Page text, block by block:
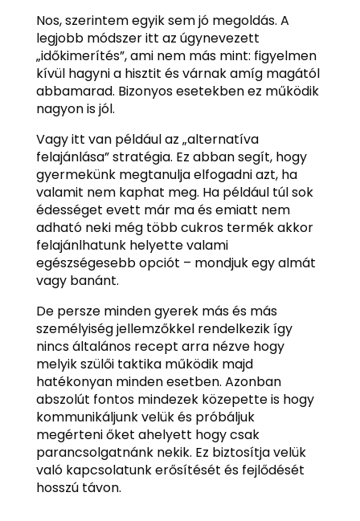
Nos, szerintem egyik sem jó megoldás. A
legjobb módszer itt az úgynevezett
„időkimerítés”, ami nem más mint: figyelmen
kívül hagyni a hisztit és várnak amíg magától
abbamarad. Bizonyos esetekben ez működik
nagyon is jól.
Vagy itt van például az „alternatíva
felajánlása” stratégia. Ez abban segít, hogy
gyermekünk megtanulja elfogadni azt, ha
valamit nem kaphat meg. Ha például túl sok
édességet evett már ma és emiatt nem
adható neki még több cukros termék akkor
felajánlhatunk helyette valami
egészségesebb opciót – mondjuk egy almát
vagy banánt.
De persze minden gyerek más és más
személyiség jellemzőkkel rendelkezik így
nincs általános recept arra nézve hogy
melyik szülői taktika működik majd
hatékonyan minden esetben. Azonban
abszolút fontos mindezek közepette is hogy
kommunikáljunk velük és próbáljuk
megérteni őket ahelyett hogy csak
parancsolgatnánk nekik. Ez biztosítja velük
való kapcsolatunk erősítését és fejlődését
hosszú távon.